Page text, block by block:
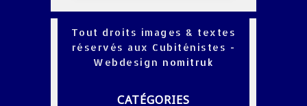
Tout droits images & textes
réservés aux Cubiténistes -
Webdesign nomitruk
CATÉGORIES